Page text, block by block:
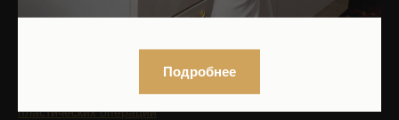
Реабилитация после
пластических операций
Специалисты
О клинике
Оборудование
Подробнее